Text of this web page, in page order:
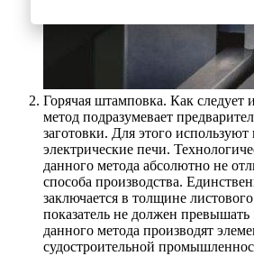
Горячая штамповка. Как следует
метод подразумевает
заготовки. Для этого
электрические печи.
данного метода абсолютно не
способа производства.
заключается в толщине
показатель не должен
данного метода производят
судостроительной